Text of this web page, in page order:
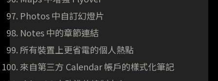
Photos 中自訂幻燈片
Notes 中的章節連結
所有裝置上更省電的個人熱點
來自第三方 Calendar 帳戶的樣式化筆記